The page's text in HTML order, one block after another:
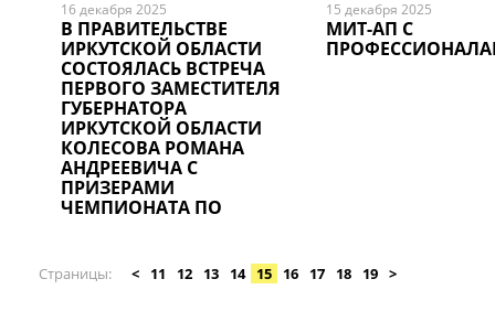
16 декабря 2025
В ПРАВИТЕЛЬСТВЕ
ИРКУТСКОЙ ОБЛАСТИ
СОСТОЯЛАСЬ ВСТРЕЧА
ПЕРВОГО ЗАМЕСТИТЕЛЯ
ГУБЕРНАТОРА
ИРКУТСКОЙ ОБЛАСТИ
КОЛЕСОВА РОМАНА
АНДРЕЕВИЧА С
ПРИЗЕРАМИ
ЧЕМПИОНАТА ПО
«ПРОФЕССИОНАЛЫ -
2025»
15 декабря 2025
МИТ-АП С
Страницы < 11 12 13 14 15 16 17 18 19 >